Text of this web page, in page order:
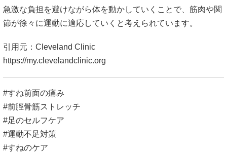
急激な負担を避けながら体を動かしていくことで、筋肉や関
節が徐々に運動に適応していくと考えられています。
引用元：Cleveland Clinic
https://my.clevelandclinic.org
#すね前面の痛み
#前脛骨筋ストレッチ
#足のセルフケア
#運動不足対策
#すねのケア